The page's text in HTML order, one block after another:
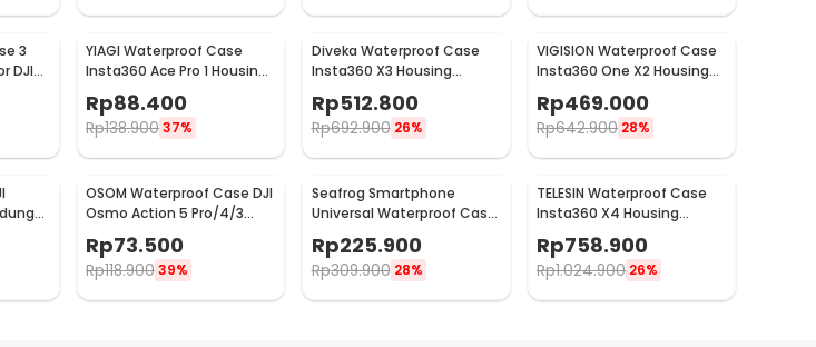
3
DJI
YIAGI Waterproof Case
Insta360 Ace Pro 1 Housing
Kamera Anti Air 60M - YG-
36
Rp88.400
Rp138.90037%
Diveka Waterproof Case
Insta360 X3 Housing
Kamera Anti Air 50M - DV3
Rp512.800
Rp692.900 26%
VIGISION Waterproof Case
Insta360 One X2 Housing
Kamera Anti Air - VG-32
Rp469.000
Rp642.900 28%
OSOM Waterproof Case DJI
Osmo Action 5 Pro/4/3
Housing Kamera 60M -
OS009
Rp73.500
Rp118.90039%
Seafrog Smartphone
Universal Waterproof Case
PH-03
Rp225.900
Rp309.900 28%
TELESIN Waterproof Case
Insta360 X4 Housing
Kamera Anti Air 50M - S4-
WTP-08-TIS
Rp758.900
Rp1.024.900 26%